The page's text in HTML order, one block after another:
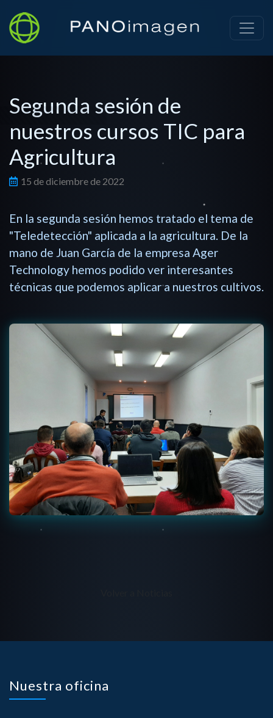
Segunda sesión de
nuestros cursos TIC para
Agricultura
15 de diciembre de 2022
En la segunda sesión hemos tratado el tema de
"Teledetección" aplicada a la agricultura. De la
mano de Juan García de la empresa Ager
Technology hemos podido ver interesantes
técnicas que podemos aplicar a nuestros cultivos.
Nuestra oficina
Hola! 👋 soy PANOChat, el
chatbot de PANOimagen.
¿Qué necesitas? ¿Quieres
saber cómo PANOimagen te
puede ayudar a hacer un
chatbot como éste? ¿Conocer
tímido, pregúntame lo que
quieras.